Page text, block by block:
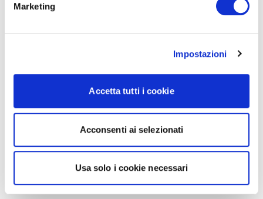
Marketing
Impostazioni
Accetta tutti i cookie
Acconsenti ai selezionati
Usa solo i cookie necessari